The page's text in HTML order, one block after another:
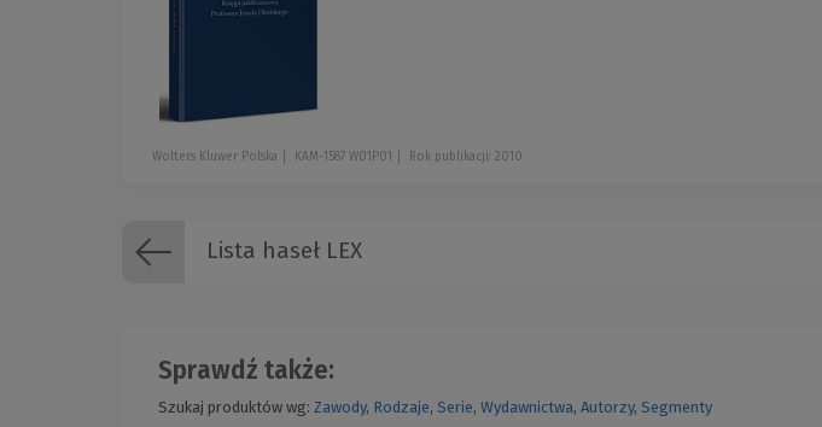
Wolters Kluwer Polska KAM-1587 W01P01 Rok publikacji: 2010
Lista haseł LEX
Sprawdź także:
Szukaj produktów wg: Zawody, Rodzaje, Serie, Wydawnictwa, Autorzy, Segmenty